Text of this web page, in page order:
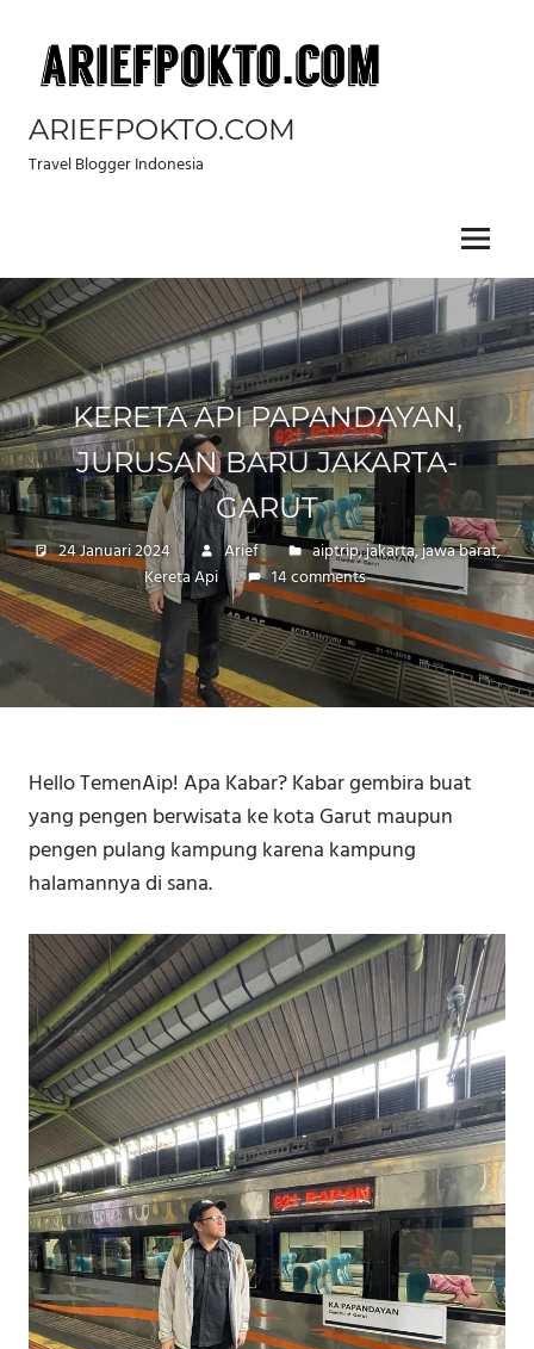
content
ARIEFPOKTO.COM
Travel Blogger Indonesia
Menu
KERETA API PAPANDAYAN,
JURUSAN BARU JAKARTA-
GARUT
24 Januari 2024 Arief aiptrip,jakarta,jawa barat,
Kereta Api
14 comments
Hello TemenAip! Apa Kabar? Kabar gembira buat
yang pengen berwisata ke kota Garut maupun
pengen pulang kampung karena kampung
halamannya di sana.